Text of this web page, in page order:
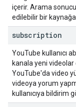
içerir. Arama
edilebilir bir
subscription
YouTube kullanıcı
kanala yeni videolar
YouTube'da video
videoya yorum
kullanıcıya bildirim